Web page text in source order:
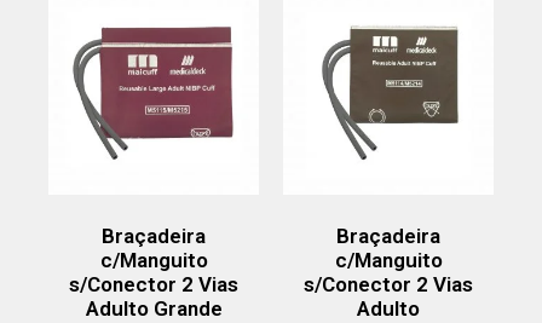
Braçadeira
c/Manguito
s/Conector 2 Vias
Adulto Grande
Braçadeira
c/Manguito
s/Conector 2 Vias
Adulto